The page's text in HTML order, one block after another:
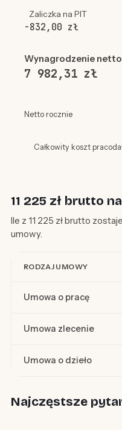
Zaliczka na PIT
-832,00 zł
Wynagrodzenie netto
7 982,31 zł
Netto rocznie
Całkowity koszt
11 225 zł brutto
Ile z 11 225 zł brutto
umowy.
RODZAJ UMOWY
Umowa o pracę
Umowa zlecenie
Umowa o dzieło
Najczęstsze